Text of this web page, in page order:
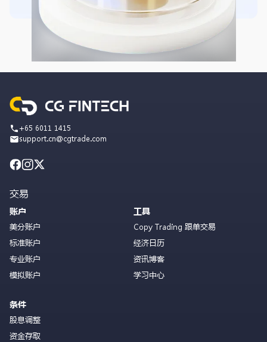
+65 6011 1415
support.cn@cgtrade.com
交易
账户
美分账户
标准账户
专业账户
模拟账户
条件
股息调整
资金存取
工具
Copy Trading 跟单交易
经济日历
资讯博客
学习中心